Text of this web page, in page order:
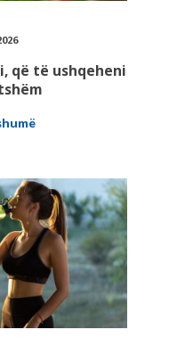
që të ushqeheni